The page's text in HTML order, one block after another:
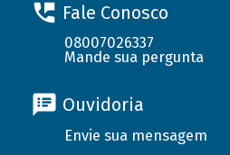
Fale Conosco
08007026337
Mande sua pergunta
Ouvidoria
Envie sua mensagem